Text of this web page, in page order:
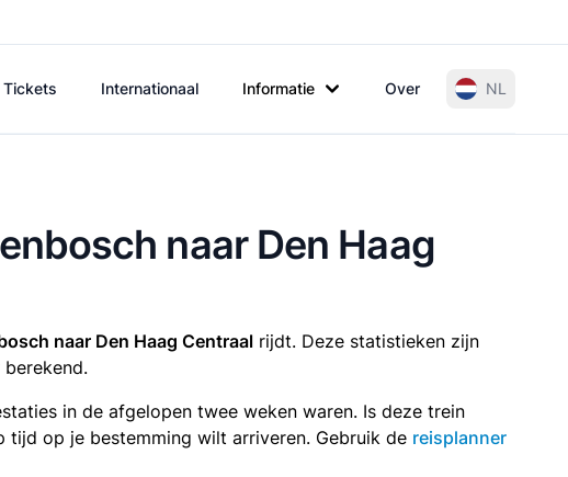
Tickets Internationaal Informatie Over NL
naar Den Haag
naar Den Haag Centraal rijdt. Deze statistieken zijn
in de afgelopen twee weken waren. Is deze trein
tijd op je bestemming wilt arriveren. Gebruik de reisplanner